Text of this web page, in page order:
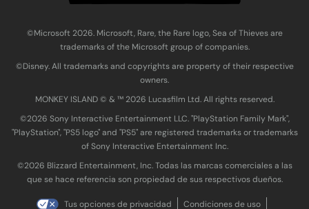
©Microsoft 2026. Microsoft, Rare, the Rare logo, Sea of Thieves are
trademarks of the Microsoft group of companies.
©Disney. All trademarks and copyrights are property of their respective
owners.
MONKEY ISLAND © & ™ 20‍26 Lucasfilm Ltd. All rights reserved.
©2026 Sony Interactive Entertainment LLC. "PlayStation Family Mark",
"PlayStation", "PS5 logo" and "PS5" are registered trademarks or trademarks
of Sony Interactive Entertainment Inc.
©2026 Blizzard Entertainment, Inc. Todas las marcas comerciales a las
que se hace referencia son propiedad de sus respectivos dueños.
Tus opciones de privacidad Condiciones de uso